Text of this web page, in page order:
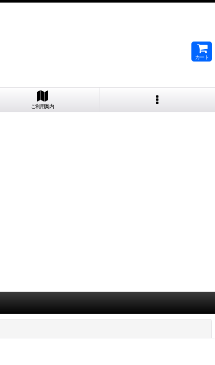
カート
ご利用案内